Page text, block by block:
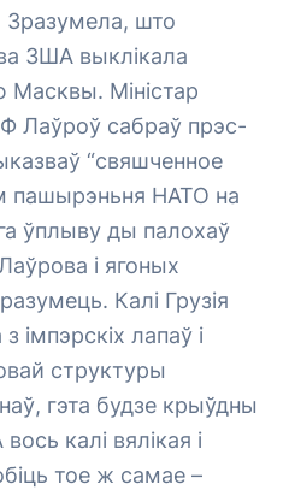
Зразумела, што
ЗША выклікала
Міністар
Лаўроў сабраў прэс-
“свяшченное
пашырэньня НАТО на
ўплыву ды палохаў
і ягоных
Калі Грузія
імпэрскіх лапаў і
структуры
гэта будзе крыўдны
калі вялікая і
тое ж самае –